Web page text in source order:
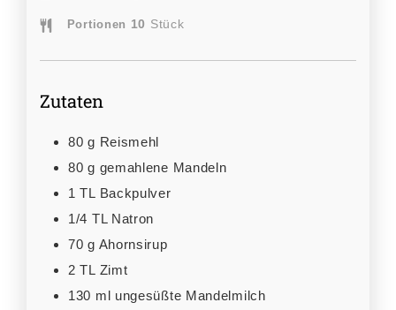
Portionen 10 Stück
Zutaten
80 g Reismehl
80 g gemahlene Mandeln
1 TL Backpulver
1/4 TL Natron
70 g Ahornsirup
2 TL Zimt
130 ml ungesüßte Mandelmilch